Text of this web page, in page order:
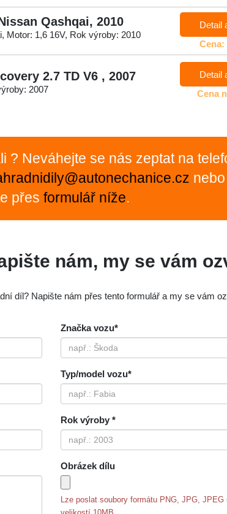
Qashqai, 2010
Motor: 1,6 16V, Rok výroby: 2010
Detail
Cena:
2.7 TD V6 , 2007
2007
Detail
Cena
? Neváhejte se nás zeptat na
přes formulář níže.
nám, my se vám
díl? Napište nám přes tento formulář a my se vám
Značka vozu*
Typ/model vozu*
Rok výroby *
Obrázek dílu
Lze poslat soubory formátu PNG, JPG, JPEG